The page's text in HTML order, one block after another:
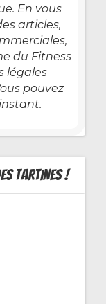
En vous
articles,
du Fitness
légales
pouvez
TARTINES !